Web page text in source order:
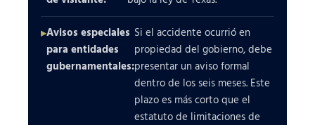
Avisos especiales
para entidades
gubernamentales:
Si el accidente ocurrió en
propiedad del gobierno, debe
presentar un aviso formal
dentro de los seis meses. Este
plazo es más corto que el
estatuto de limitaciones de